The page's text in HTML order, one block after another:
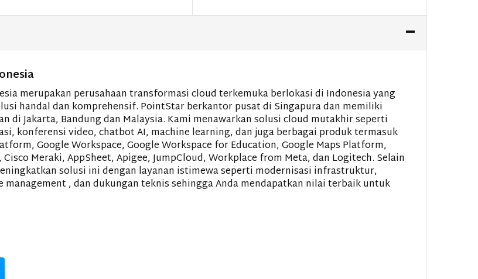
merupakan perusahaan transformasi cloud terkemuka berlokasi di Indonesia yang
handal dan komprehensif. PointStar berkantor pusat di Singapura dan memiliki
di Jakarta, Bandung dan Malaysia. Kami menawarkan solusi cloud mutakhir seperti
konferensi video, chatbot AI, machine learning, dan juga berbagai produk termasuk
Google Workspace, Google Workspace for Education, Google Maps Platform,
Meraki, AppSheet, Apigee, JumpCloud, Workplace from Meta, dan Logitech. Selain
solusi ini dengan layanan istimewa seperti modernisasi infrastruktur,
management , dan dukungan teknis sehingga Anda mendapatkan nilai terbaik untuk